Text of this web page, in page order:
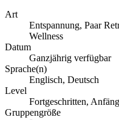
Art
Entspannung, Paar
Wellness
Datum
Ganzjährig verfügbar
Sprache(n)
Englisch, Deutsch
Level
Fortgeschritten,
Gruppengröße